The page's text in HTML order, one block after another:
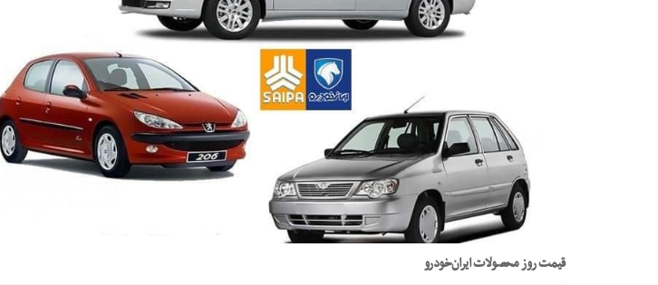
قیمت روز محصولات ایران‌خودرو